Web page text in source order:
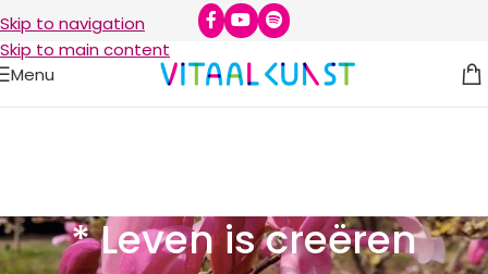
Skip to navigation
Skip to main content
Menu
* Leven is creëren